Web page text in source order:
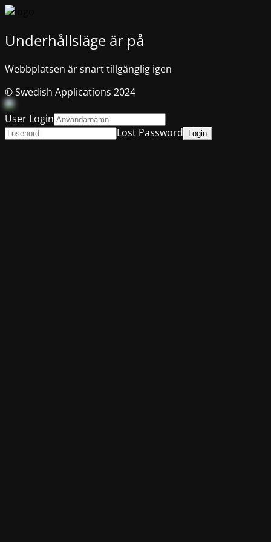
Underhållsläge är på
Webbplatsen är snart tillgänglig igen
© Swedish Applications 2024
User Login
Lost Password